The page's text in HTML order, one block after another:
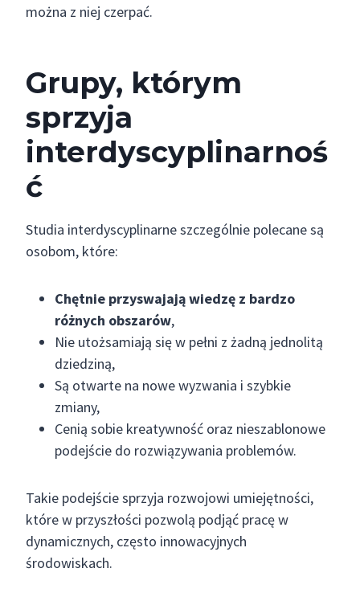
można z niej czerpać.
Grupy, którym
sprzyja
interdyscyplinarnoś
ć
Studia interdyscyplinarne szczególnie polecane są
osobom, które:
Chętnie przyswajają wiedzę z bardzo
różnych obszarów,
Nie utożsamiają się w pełni z żadną jednolitą
dziedziną,
Są otwarte na nowe wyzwania i szybkie
zmiany,
Cenią sobie kreatywność oraz nieszablonowe
podejście do rozwiązywania problemów.
Takie podejście sprzyja rozwojowi umiejętności,
które w przyszłości pozwolą podjąć pracę w
dynamicznych, często innowacyjnych
środowiskach.